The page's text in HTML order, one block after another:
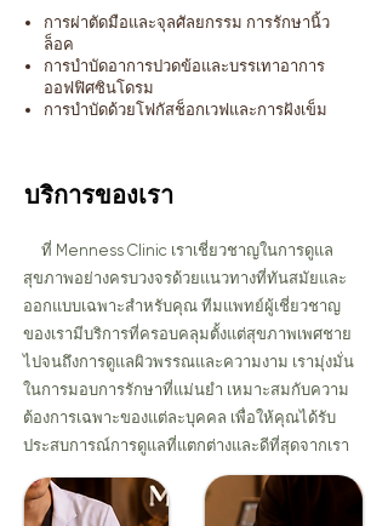
การผ่าตัดมือและจุลศัลยกรรม การรักษานิ้ว
ล็อค
การบำบัดอาการปวดข้อและบรรเทาอาการ
ออฟฟิศซินโดรม
การบำบัดด้วยโฟกัสช็อกเวฟและการฝังเข็ม
บริการของเรา
ที่ Menness Clinic เราเชี่ยวชาญในการดูแล
สุขภาพอย่างครบวงจรด้วยแนวทางที่ทันสมัยและ
ออกแบบเฉพาะสำหรับคุณ ทีมแพทย์ผู้เชี่ยวชาญ
ของเรามีบริการที่ครอบคลุมตั้งแต่สุขภาพเพศชาย
ไปจนถึงการดูแลผิวพรรณและความงาม เรามุ่งมั่น
ในการมอบการรักษาที่แม่นยำ เหมาะสมกับความ
ต้องการเฉพาะของแต่ละบุคคล เพื่อให้คุณได้รับ
ประสบการณ์การดูแลที่แตกต่างและดีที่สุดจากเรา